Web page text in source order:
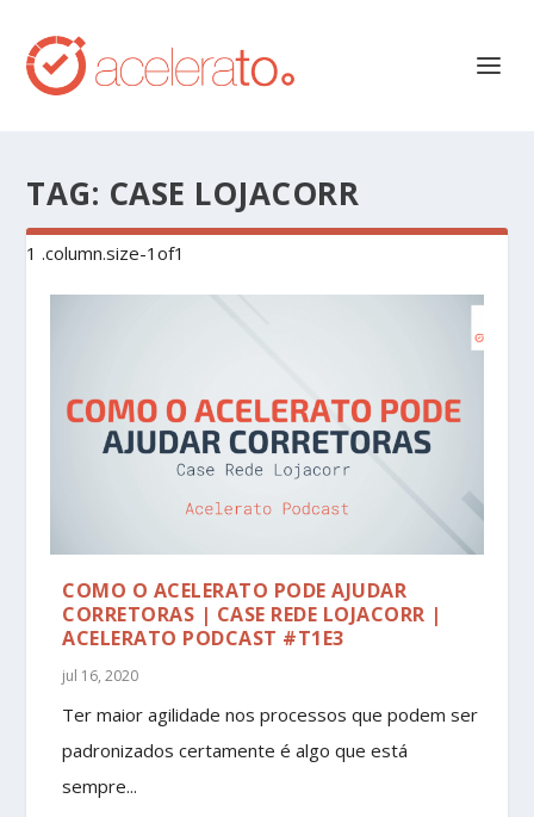
TAG: CASE LOJACORR
COMO O ACELERATO PODE AJUDAR
CORRETORAS | CASE REDE LOJACORR |
ACELERATO PODCAST #T1E3
jul 16, 2020
Ter maior agilidade nos processos que podem ser
padronizados certamente é algo que está
sempre...